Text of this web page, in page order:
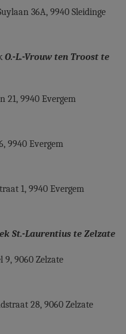
36A, 9940 Sleidinge
O.-L.-Vrouw ten Troost te
21, 9940 Evergem
9940 Evergem
1, 9940 Evergem
St.-Laurentius te Zelzate
9, 9060 Zelzate
28, 9060 Zelzate